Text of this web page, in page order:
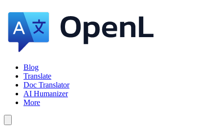
Blog
Translate
Doc Translator
AI Humanizer
More